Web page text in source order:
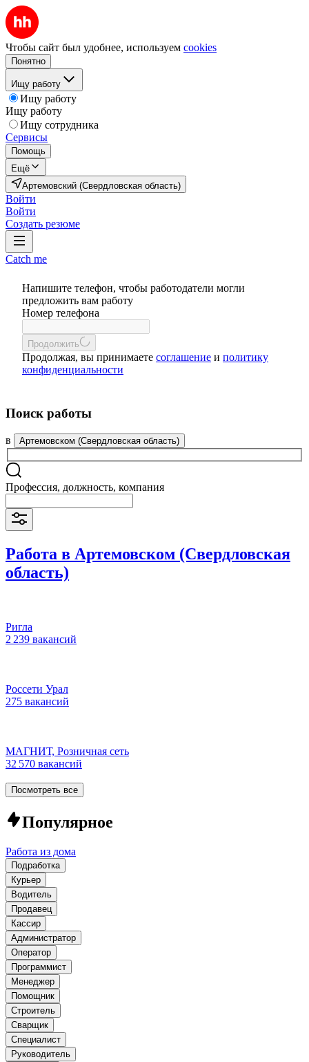
Чтобы сайт был удобнее, используем cookies
Понятно
Ищу работу
Ищу работу
Ищу работу
Ищу сотрудника
Сервисы
Помощь
Ещё
Артемовский (Свердловская область)
Войти
Войти
Создать резюме
Catch me
Напишите телефон, чтобы работодатели могли
предложить вам работу
Номер телефона
Продолжить
Продолжая, вы принимаете соглашение и политику
конфиденциальности
Поиск работы
в Артемовском (Свердловская область)
Профессия, должность, компания
Работа в Артемовском (Свердловская
область)
Ригла
2 239 вакансий
Россети Урал
275 вакансий
МАГНИТ, Розничная сеть
32 570 вакансий
Посмотреть все
Популярное
Работа из дома
Подработка
Курьер
Водитель
Продавец
Кассир
Администратор
Оператор
Программист
Менеджер
Помощник
Строитель
Сварщик
Специалист
Руководитель